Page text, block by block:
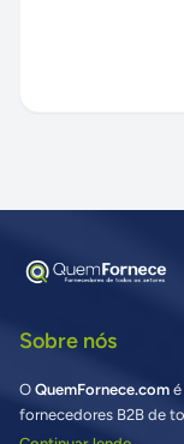
Sobre nós
O QuemFornece.com
fornecedores B2B de